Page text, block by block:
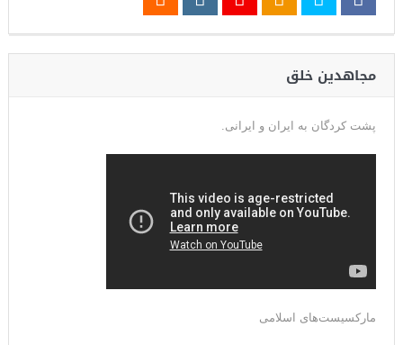
مجاهدین خلق
پشت کردگان به ایران و ایرانی.
مارکسیست‌های اسلامی